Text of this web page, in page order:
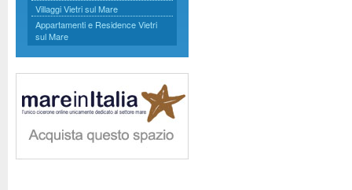
Villaggi Vietri sul Mare
Appartamenti e Residence Vietri
sul Mare